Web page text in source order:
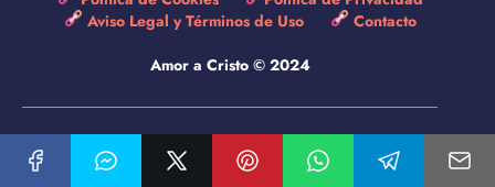
Aviso Legal y Términos de Uso
Contacto
Amor a Cristo © 2024